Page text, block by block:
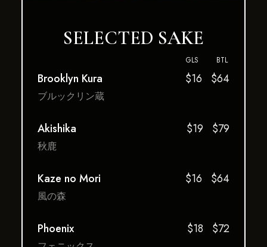
SELECTED SAKE
GLS BTL
Brooklyn Kura $16 $64
ブルックリン蔵
Akishika $19 $79
秋鹿
Kaze no Mori $16 $64
風の森
Phoenix $18 $72